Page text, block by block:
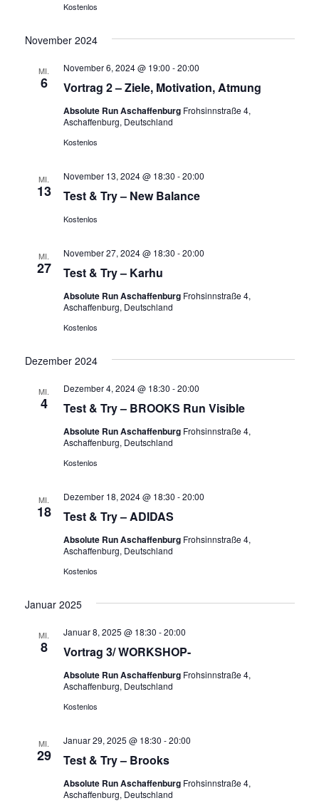
Kostenlos
November 2024
MI.
6 Vortrag 2 – Ziele, Motivation, Atmung
November 6, 2024 @ 19:00 -20:00
Absolute Run Aschaffenburg Frohsinnstraße 4,
Aschaffenburg, Deutschland
Kostenlos
MI.
13 Test & Try – New Balance
November 13, 2024 @ 18:30 -20:00
Kostenlos
MI.
27 Test & Try – Karhu
November 27, 2024 @ 18:30 -20:00
Absolute Run Aschaffenburg Frohsinnstraße 4,
Aschaffenburg, Deutschland
Kostenlos
Dezember 2024
MI.
4 Test & Try – BROOKS Run Visible
Dezember 4, 2024 @ 18:30 -20:00
Absolute Run Aschaffenburg Frohsinnstraße 4,
Aschaffenburg, Deutschland
Kostenlos
MI.
18 Test & Try – ADIDAS
Dezember 18, 2024 @ 18:30 -20:00
Absolute Run Aschaffenburg Frohsinnstraße 4,
Aschaffenburg, Deutschland
Kostenlos
Januar 2025
MI.
8 Vortrag 3/ WORKSHOP-
Januar 8, 2025 @ 18:30 -20:00
Absolute Run Aschaffenburg Frohsinnstraße 4,
Aschaffenburg, Deutschland
Kostenlos
MI.
29 Test & Try – Brooks
Januar 29, 2025 @ 18:30 -20:00
Absolute Run Aschaffenburg Frohsinnstraße 4,
Aschaffenburg, Deutschland